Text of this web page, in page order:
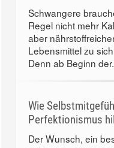
Schwangere
Regel nicht mehr
aber
Lebensmittel zu
Denn ab Beginn
Wie
Perfektionismus
Der Wunsch, ein